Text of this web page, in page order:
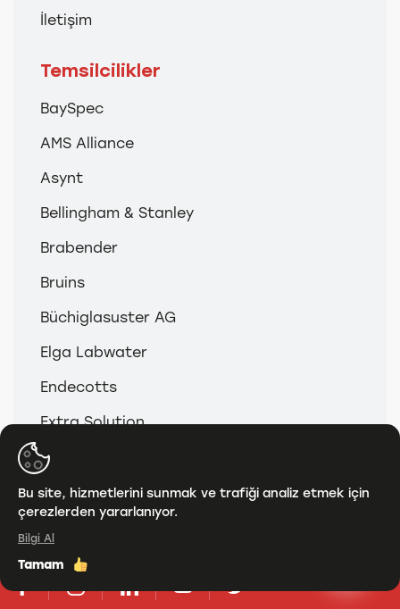
İletişim
Temsilcilikler
BaySpec
AMS Alliance
Asynt
Bellingham & Stanley
Brabender
Bruins
Büchiglasuster AG
Elga Labwater
Endecotts
Extra Solution
Integra
LabTech
Microfluidics
Milestone Srl
Cytiva | Pall
Bu site, hizmetlerini sunmak ve trafiği analiz etmek için
çerezlerden yararlanıyor.
Bilgi Al
Tamam